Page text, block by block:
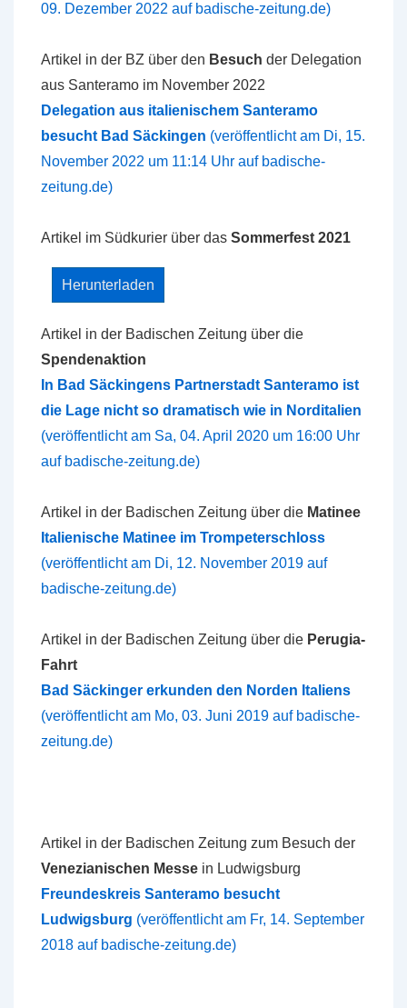
09. Dezember 2022 auf badische-zeitung.de)
Artikel in der BZ über den Besuch der Delegation
aus Santeramo im November 2022
Delegation aus italienischem Santeramo
besucht Bad Säckingen (veröffentlicht am Di, 15.
November 2022 um 11:14 Uhr auf badische-
zeitung.de)
Artikel im Südkurier über das Sommerfest 2021
Herunterladen
Artikel in der Badischen Zeitung über die
Spendenaktion
In Bad Säckingens Partnerstadt Santeramo ist
die Lage nicht so dramatisch wie in Norditalien
(veröffentlicht am Sa, 04. April 2020 um 16:00 Uhr
auf badische-zeitung.de)
Artikel in der Badischen Zeitung über die Matinee
Italienische Matinee im Trompeterschloss
(veröffentlicht am Di, 12. November 2019 auf
badische-zeitung.de)
Artikel in der Badischen Zeitung über die Perugia-
Fahrt
Bad Säckinger erkunden den Norden Italiens
(veröffentlicht am Mo, 03. Juni 2019 auf badische-
zeitung.de)
Artikel in der Badischen Zeitung zum Besuch der
Venezianischen Messe in Ludwigsburg
Freundeskreis Santeramo besucht
Ludwigsburg (veröffentlicht am Fr, 14. September
2018 auf badische-zeitung.de)